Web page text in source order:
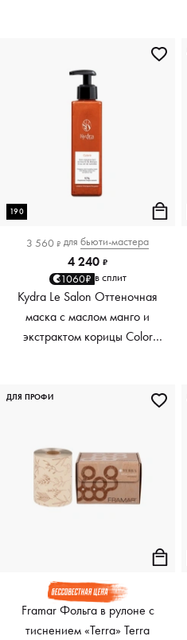
190
3 560 ₽ для бьюти-мастера
4 240 ₽
1060₽ в сплит
Kydra Le Salon Оттеночная
маска с маслом манго и
экстрактом корицы Color
Framar Фольга в рулоне с
тиснением «Terra» Terra
ДЛЯ ПРОФИ